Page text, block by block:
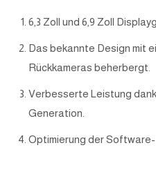
6,3 Zoll und 6,9 Zoll
Das bekannte Design mit
Rückkameras beherbergt.
Verbesserte Leistung
Generation.
Optimierung der Software-